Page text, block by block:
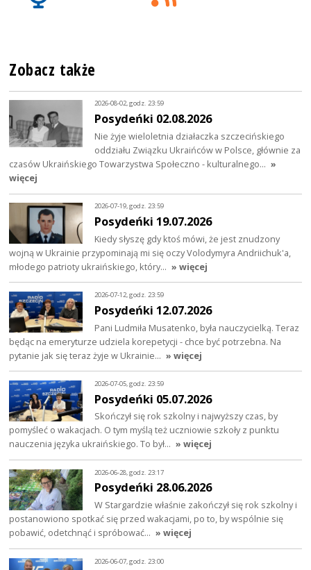
Zobacz także
2026-08-02, godz. 23:59
Posydeńki 02.08.2026
Nie żyje wieloletnia działaczka szczecińskiego
oddziału Związku Ukraińców w Polsce, głównie za
czasów Ukraińskiego Towarzystwa Społeczno - kulturalnego… »
więcej
2026-07-19, godz. 23:59
Posydeńki 19.07.2026
Kiedy słyszę gdy ktoś mówi, że jest znudzony
wojną w Ukrainie przypominają mi się oczy Volodymyra Andriichuk'a,
młodego patrioty ukraińskiego, który… » więcej
2026-07-12, godz. 23:59
Posydeńki 12.07.2026
Pani Ludmiła Musatenko, była nauczycielką. Teraz
będąc na emeryturze udziela korepetycji - chce być potrzebna. Na
pytanie jak się teraz żyje w Ukrainie… » więcej
2026-07-05, godz. 23:59
Posydeńki 05.07.2026
Skończył się rok szkolny i najwyższy czas, by
pomyśleć o wakacjach. O tym myślą też uczniowie szkoły z punktu
nauczenia języka ukraińskiego. To był… » więcej
2026-06-28, godz. 23:17
Posydeńki 28.06.2026
W Stargardzie właśnie zakończył się rok szkolny i
postanowiono spotkać się przed wakacjami, po to, by wspólnie się
pobawić, odetchnąć i spróbować… » więcej
2026-06-07, godz. 23:00